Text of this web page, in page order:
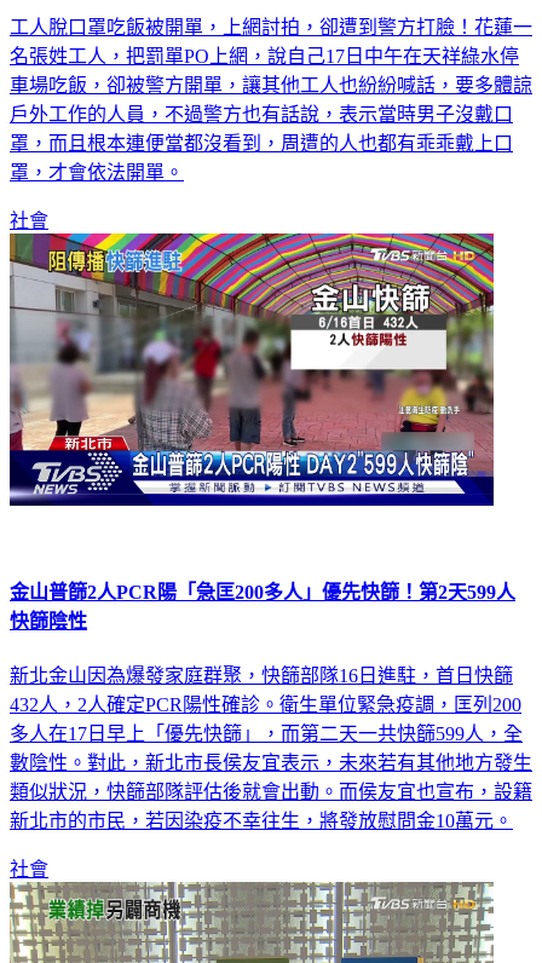
工人脫口罩吃飯被開單，上網討拍，卻遭到警方打臉！花蓮一
名張姓工人，把罰單PO上網，說自己17日中午在天祥綠水停
車場吃飯，卻被警方開單，讓其他工人也紛紛喊話，要多體諒
戶外工作的人員，不過警方也有話說，表示當時男子沒戴口
罩，而且根本連便當都沒看到，周遭的人也都有乖乖戴上口
罩，才會依法開單。
社會
金山普篩2人PCR陽「急匡200多人」優先快篩！第2天599人
快篩陰性
新北金山因為爆發家庭群聚，快篩部隊16日進駐，首日快篩
432人，2人確定PCR陽性確診。衛生單位緊急疫調，匡列200
多人在17日早上「優先快篩」，而第二天一共快篩599人，全
數陰性。對此，新北市長侯友宜表示，未來若有其他地方發生
類似狀況，快篩部隊評估後就會出動。而侯友宜也宣布，設籍
新北市的市民，若因染疫不幸往生，將發放慰問金10萬元。
社會